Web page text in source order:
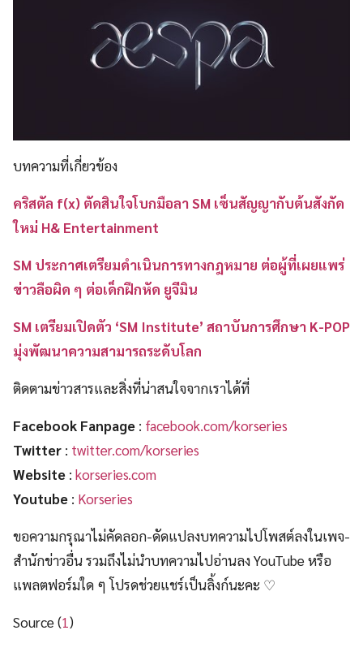
บทความที่เกี่ยวข้อง
คริสตัล f(x) ตัดสินใจโบกมือลา SM เซ็นสัญญากับต้นสังกัด
ใหม่ H& Entertainment
SM ประกาศเตรียมดำเนินการทางกฎหมาย ต่อผู้ที่เผยแพร่
ข่าวลือผิด ๆ ต่อเด็กฝึกหัด ยูจีมิน
SM เตรียมเปิดตัว ‘SM Institute’ สถาบันการศึกษา K-POP
มุ่งพัฒนาความสามารถระดับโลก
ติดตามข่าวสารและสิ่งที่น่าสนใจจากเราได้ที่
Facebook Fanpage : facebook.com/korseries
Twitter : twitter.com/korseries
Website : korseries.com
Youtube : Korseries
ขอความกรุณาไม่คัดลอก-ดัดแปลงบทความไปโพสต์ลงในเพจ-
สำนักข่าวอื่น รวมถึงไม่นำบทความไปอ่านลง YouTube หรือ
แพลตฟอร์มใด ๆ โปรดช่วยแชร์เป็นลิ้งก์นะคะ ♡
Source (1)